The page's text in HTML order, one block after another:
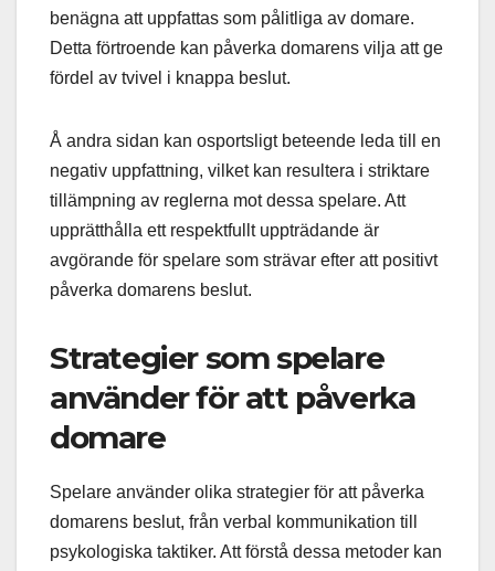
benägna att uppfattas som pålitliga av domare.
Detta förtroende kan påverka domarens vilja att ge
fördel av tvivel i knappa beslut.
Å andra sidan kan osportsligt beteende leda till en
negativ uppfattning, vilket kan resultera i striktare
tillämpning av reglerna mot dessa spelare. Att
upprätthålla ett respektfullt uppträdande är
avgörande för spelare som strävar efter att positivt
påverka domarens beslut.
Strategier som spelare
använder för att påverka
domare
Spelare använder olika strategier för att påverka
domarens beslut, från verbal kommunikation till
psykologiska taktiker. Att förstå dessa metoder kan